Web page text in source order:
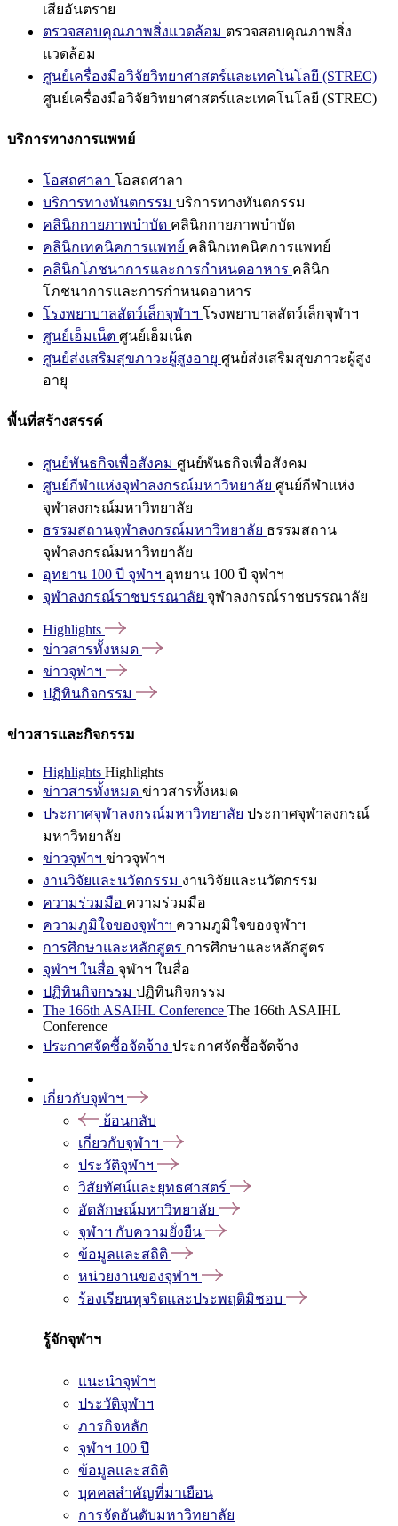
เสียอันตราย
ตรวจสอบคุณภาพสิ่งแวดล้อม ตรวจสอบคุณภาพสิ่ง
แวดล้อม
ศูนย์เครื่องมือวิจัยวิทยาศาสตร์และเทคโนโลยี (STREC)
ศูนย์เครื่องมือวิจัยวิทยาศาสตร์และเทคโนโลยี (STREC)
บริการทางการแพทย์
โอสถศาลา โอสถศาลา
บริการทางทันตกรรม บริการทางทันตกรรม
คลินิกกายภาพบำบัด คลินิกกายภาพบำบัด
คลินิกเทคนิคการแพทย์ คลินิกเทคนิคการแพทย์
คลินิกโภชนาการและการกำหนดอาหาร คลินิก
โภชนาการและการกำหนดอาหาร
โรงพยาบาลสัตว์เล็กจุฬาฯ โรงพยาบาลสัตว์เล็กจุฬาฯ
ศูนย์เอ็มเน็ต ศูนย์เอ็มเน็ต
ศูนย์ส่งเสริมสุขภาวะผู้สูงอายุ ศูนย์ส่งเสริมสุขภาวะผู้สูง
อายุ
พื้นที่สร้างสรรค์
ศูนย์พันธกิจเพื่อสังคม ศูนย์พันธกิจเพื่อสังคม
ศูนย์กีฬาแห่งจุฬาลงกรณ์มหาวิทยาลัย ศูนย์กีฬาแห่ง
จุฬาลงกรณ์มหาวิทยาลัย
ธรรมสถานจุฬาลงกรณ์มหาวิทยาลัย ธรรมสถาน
จุฬาลงกรณ์มหาวิทยาลัย
อุทยาน 100 ปี จุฬาฯ อุทยาน 100 ปี จุฬาฯ
จุฬาลงกรณ์ราชบรรณาลัย จุฬาลงกรณ์ราชบรรณาลัย
Highlights
ข่าวสารทั้งหมด
ข่าวจุฬาฯ
ปฏิทินกิจกรรม
ข่าวสารและกิจกรรม
Highlights Highlights
ข่าวสารทั้งหมด ข่าวสารทั้งหมด
ประกาศจุฬาลงกรณ์มหาวิทยาลัย ประกาศจุฬาลงกรณ์
มหาวิทยาลัย
ข่าวจุฬาฯ ข่าวจุฬาฯ
งานวิจัยและนวัตกรรม งานวิจัยและนวัตกรรม
ความร่วมมือ ความร่วมมือ
ความภูมิใจของจุฬาฯ ความภูมิใจของจุฬาฯ
การศึกษาและหลักสูตร การศึกษาและหลักสูตร
จุฬาฯ ในสื่อ จุฬาฯ ในสื่อ
ปฏิทินกิจกรรม ปฏิทินกิจกรรม
The 166th ASAIHL Conference The 166th ASAIHL
Conference
ประกาศจัดซื้อจัดจ้าง ประกาศจัดซื้อจัดจ้าง
เกี่ยวกับจุฬาฯ
ย้อนกลับ
เกี่ยวกับจุฬาฯ
ประวัติจุฬาฯ
วิสัยทัศน์และยุทธศาสตร์
อัตลักษณ์มหาวิทยาลัย
จุฬาฯ กับความยั่งยืน
ข้อมูลและสถิติ
หน่วยงานของจุฬาฯ
ร้องเรียนทุจริตและประพฤติมิชอบ
รู้จักจุฬาฯ
แนะนำจุฬาฯ
ประวัติจุฬาฯ
ภารกิจหลัก
จุฬาฯ 100 ปี
ข้อมูลและสถิติ
บุคคลสำคัญที่มาเยือน
การจัดอันดับมหาวิทยาลัย